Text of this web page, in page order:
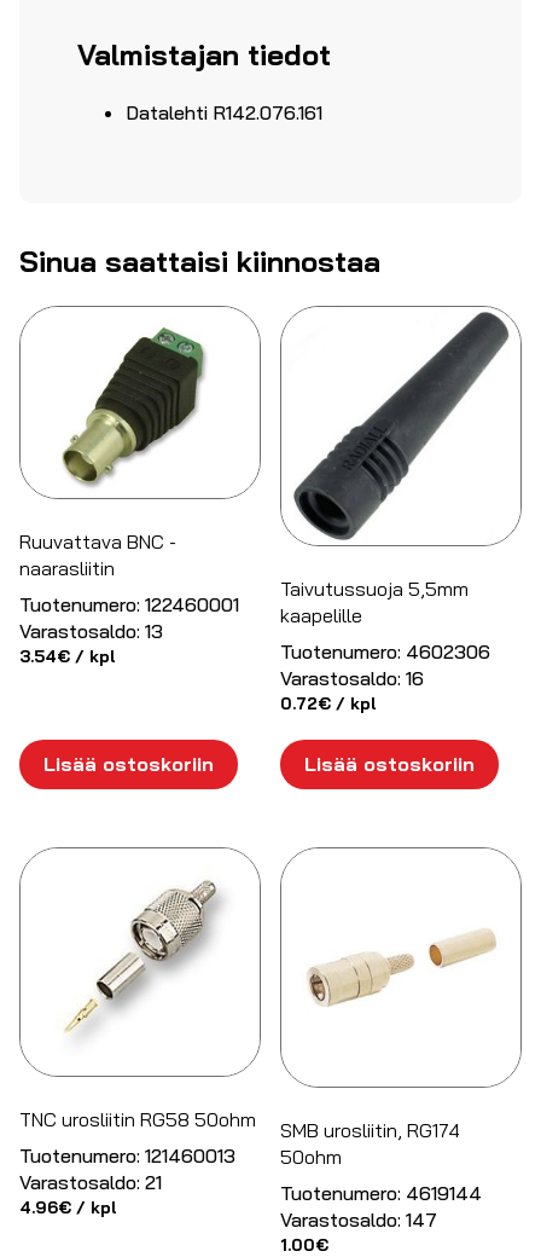
Valmistajan tiedot
Datalehti R142.076.161
Sinua saattaisi kiinnostaa
Ruuvattava BNC -
naarasliitin
Tuotenumero: 122460001
Varastosaldo: 13
3.54€ / kpl
Lisää ostoskoriin
Taivutussuoja 5,5mm
kaapelille
Tuotenumero: 4602306
Varastosaldo: 16
0.72€ / kpl
Lisää ostoskoriin
TNC urosliitin RG58 50ohm
Tuotenumero: 121460013
Varastosaldo: 21
4.96€ / kpl
SMB urosliitin, RG174
50ohm
Tuotenumero: 4619144
Varastosaldo: 147
1.00€